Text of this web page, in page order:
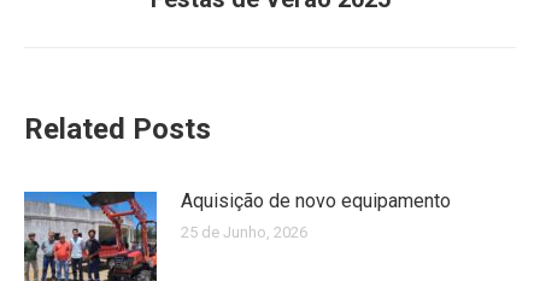
Related Posts
Aquisição de novo equipamento
25 de Junho, 2026